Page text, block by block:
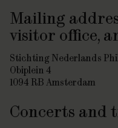
Mailing
visitor office,
Stichting Nederlands
Obiplein 4
1094 RB Amsterdam
Concerts and